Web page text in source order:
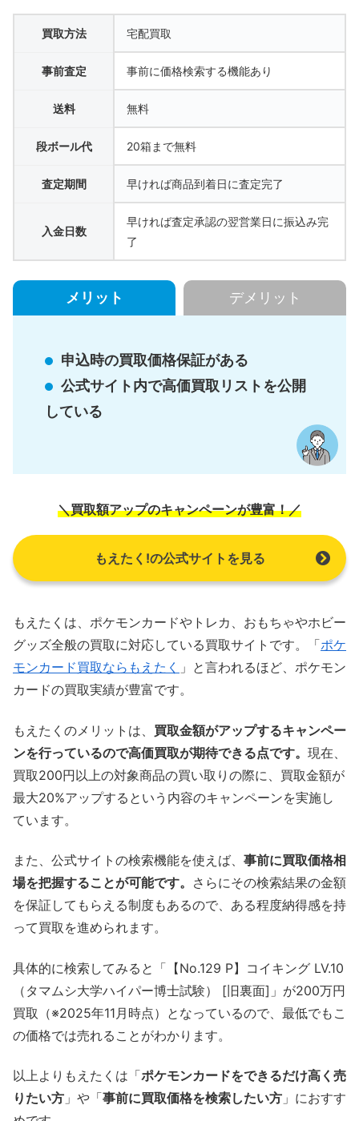
買取方法 宅配買取
事前査定 事前に価格検索する機能あり
送料 無料
段ボール代 20箱まで無料
査定期間 早ければ商品到着日に査定完了
入金日数
早ければ査定承認の翌営業日に振込み完
了
メリット デメリット
申込時の買取価格保証がある
公式サイト内で高価買取リストを公開
している
＼買取額アップのキャンペーンが豊富！／
もえたく!の公式サイトを見る
もえたくは、ポケモンカードやトレカ、おもちゃやホビー
グッズ全般の買取に対応している買取サイトです。「ポケ
モンカード買取ならもえたく 」と言われるほど、ポケモン
カードの買取実績が豊富です。
もえたくのメリットは、 買取金額がアップするキャンペー
ンを行っているので高価買取が期待できる点です。 現在、
買取200円以上の対象商品の買い取りの際に、買取金額が
最大20%アップするという内容のキャンペーンを実施し
ています。
また、公式サイトの検索機能を使えば、 事前に買取価格相
場を把握することが可能です。 さらにその検索結果の金額
を保証してもらえる制度もあるので、ある程度納得感を持
って買取を進められます。
具体的に検索してみると「【No.129 P】コイキング LV.10
（タマムシ大学ハイパー博士試験） [旧裏面]」が200万円
買取（※2025年11月時点）となっているので、最低でもこ
の価格では売れることがわかります。
以上よりもえたくは「ポケモンカードをできるだけ高く売
りたい方 」や「事前に買取価格を検索したい方 」におすす